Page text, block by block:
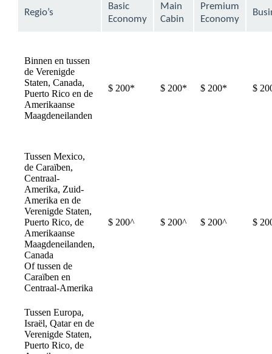
Regio’s
Basic
Economy
Main
Cabin
Premium
Economy
Binnen en tussen
de Verenigde
Staten, Canada,
Puerto Rico en de
Amerikaanse
Maagdeneilanden
$ 200* $ 200* $ 200* $
Tussen Mexico,
de Caraïben,
Centraal-
Amerika, Zuid-
Amerika en de
Verenigde Staten,
Puerto Rico, de
Amerikaanse
Maagdeneilanden,
Canada
Of tussen de
Caraïben en
Centraal-Amerika
$ 200^ $ 200^ $ 200^ $
Tussen Europa,
Israël, Qatar en de
Verenigde Staten,
Puerto Rico, de